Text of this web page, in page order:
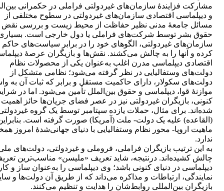
مشارکت فزایندۀ سازمان‏‌های غیردولتی فراملی در حکمرانی
و دیپلماسی اقتصادی سازمان‌های غیردولتی در سطوح مختلفی از
مسائل جامعۀ مدنی نظیر حفاظت از محیط ‌زیست و بررسی نقض
حقوق بشر توسط شرکت‌های فراملی یا دول خارجی است.
سازمان‌های غیردولتی، الگوهای خود را در برابر سیاست‌های حاکم
کرده و آنها را به چالش می‌کشند. نقش‌ها و بازیگران عرصۀ
اقتصادی دیپلماسی مدرن اغلب به‌عنوان یکی از محصولات نظام
دولت‌های وستفالیایی در نظر گرفته می‌شود؛ نظامی متشکل از
دولت‌های سکولار، دارای حاکمیت مستقل و برابر که ثبات آن به
موازنۀ قوا، دیپلماسی و حقوق بین‌الملل تأمین می‌شود. اما در
کنونی، بازیگران غیردولتی نیز در عصر فضای جریان‌ها حائز اهمیت
شده‌اند. برای مثال، حملات یازده سپتامبر توسط یک گروه
(القاعده) علیه یک دولت- ملت (آمریکا) صورت گرفته است.
ماهیت اروپا- محور نظام وستفالیایی با دنیای جهانی‌شدۀ امروز
ندارد.
به این ترتیب بازیگران فراملی، فروملی و غیردولتی، دولت‌های
چالش کشیده‌اند. درنتیجه، شاید تعریف «ملیسن» مناسب‌ترین
دیپلماسی در دنیای کنونی باشد؛ وی دیپلماسی را به‏‌عنوان ساز و
نمایندگی، ارتباطات و مذاکره می‌داند که از طریق آن دولت‌ها و
بازیگران بین‌المللی روابط‌شان را هدایت و تنظیم می‌کنند.